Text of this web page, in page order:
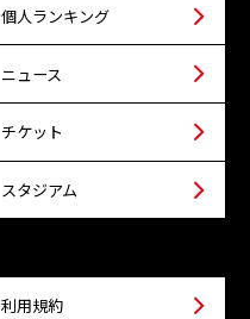
個人ランキング
ニュース
チケット
スタジアム
利用規約